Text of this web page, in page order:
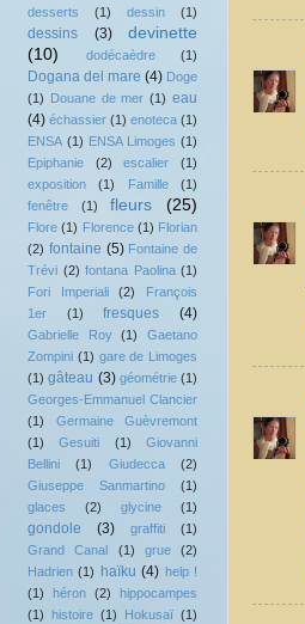
desserts
(1) dessin (1)
dessins (3)
devinette
(10)
dodécaèdre (1)
Dogana del mare (4) Doge
(1)
Douane de mer (1) eau
(4) échassier (1) enoteca (1)
ENSA (1) ENSA Limoges (1)
Epiphanie
(2) escalier
(1)
exposition
(1) Famille
(1)
fenêtre
(1) fleurs (25)
Flore (1) Florence (1) Florian
(2) fontaine (5) Fontaine de
Trévi (2) fontana Paolina (1)
Fori Imperiali
(2)
François
1er
(1) fresques (4)
Gabrielle Roy (1)
Gaetano
Zompini (1) gare de Limoges
(1) gâteau (3) géométrie (1)
Georges-Emmanuel Clancier
(1)
Germaine Guèvremont
(1)
Gesuiti (1)
Giovanni
Bellini
(1) Giudecca
(2)
Giuseppe Sanmartino
(1)
glaces
(2) glycine (1)
gondole (3) graffiti
(1)
Grand Canal
(1) grue
(2)
Hadrien (1) haïku (4) help !
(1)
héron (2)
hippocampes
(1)
histoire (1) Hokusaï (1)